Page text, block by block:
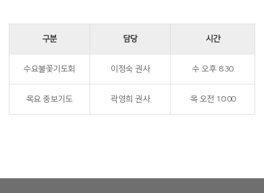
구분 담당 시간
수요불꽃기도회 이정숙 권사 수 오후 8:30
목요 중보기도 곽영희 권사 목 오전 10:00